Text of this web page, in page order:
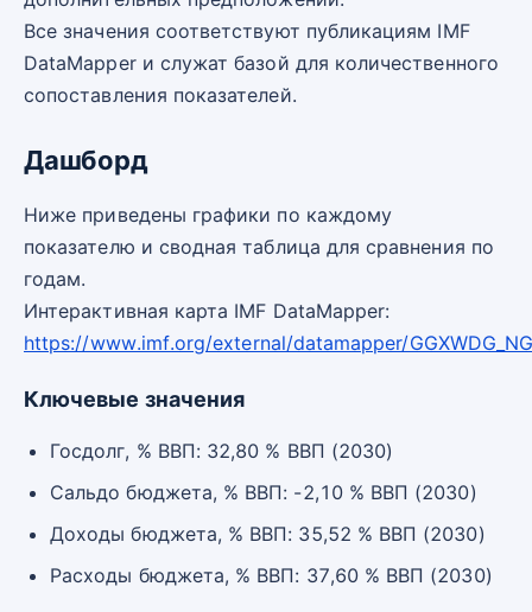
Все значения соответствуют публикациям IMF
DataMapper и служат базой для количественного
сопоставления показателей.
Дашборд
Ниже приведены графики по каждому
показателю и сводная таблица для сравнения по
годам.
Интерактивная карта IMF DataMapper:
https://www.imf.org/external/datamapper/
Ключевые значения
Госдолг, % ВВП: 32,80 % ВВП (2030)
Сальдо бюджета, % ВВП: -2,10 % ВВП (2030)
Доходы бюджета, % ВВП: 35,52 % ВВП (2030)
Расходы бюджета, % ВВП: 37,60 % ВВП (2030)